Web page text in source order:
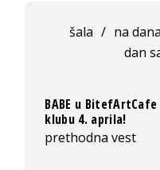
šala / na
dan
BABE u BitefArtCafe
klubu 4. aprila!
prethodna vest